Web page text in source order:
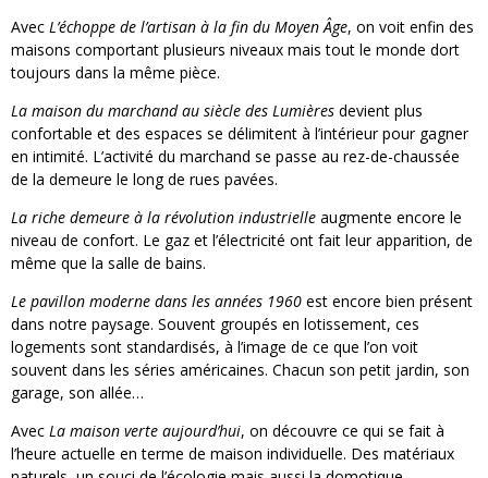
Avec L’échoppe de l’artisan à la fin du Moyen Âge, on voit enfin des
maisons comportant plusieurs niveaux mais tout le monde dort
toujours dans la même pièce.
La maison du marchand au siècle des Lumières devient plus
confortable et des espaces se délimitent à l’intérieur pour gagner
en intimité. L’activité du marchand se passe au rez-de-chaussée
de la demeure le long de rues pavées.
La riche demeure à la révolution industrielle augmente encore le
niveau de confort. Le gaz et l’électricité ont fait leur apparition, de
même que la salle de bains.
Le pavillon moderne dans les années 1960 est encore bien présent
dans notre paysage. Souvent groupés en lotissement, ces
logements sont standardisés, à l’image de ce que l’on voit
souvent dans les séries américaines. Chacun son petit jardin, son
garage, son allée…
Avec La maison verte aujourd’hui, on découvre ce qui se fait à
l’heure actuelle en terme de maison individuelle. Des matériaux